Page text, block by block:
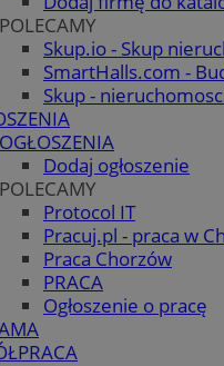
POLECAMY
Skup.io - Skup
SmartHalls.com -
Skup -
OGŁOSZENIA
Dodaj ogłoszenie
POLECAMY
Protocol IT
Pracuj.pl - praca w
Praca Chorzów
PRACA
Ogłoszenie o pracę